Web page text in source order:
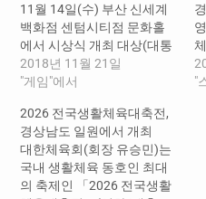
11월 14일(수) 부산 신세계
백화점 센텀시티점 문화홀
에서 시상식 개최 대상(대통
령상)「검은사막 모바일」,
최우수상(국무총리상) 「 야
부문 18개 분야 시상 올 한해
우리나라 최고의 게임을 가
리는 ‘2018 대한민국 게임대
상’(문화체육관광부, 전자신
문, 스포츠조선 공동주최) 시
2018년 11월 21일
"게임"에서
"
2026 전국생활체육대축전,
경상남도 일원에서 개최
대한체육회(회장 유승민)는
국내 생활체육 동호인 최대
의 축제인 「2026 전국생활